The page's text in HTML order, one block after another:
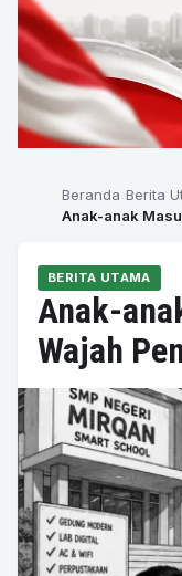
Beranda Berita
Anak-anak
BERITA UTAMA
Anak-
Wajah